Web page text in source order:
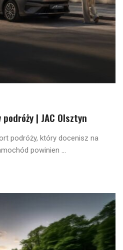
| JAC Olsztyn
podróży, który docenisz na
powinien ...